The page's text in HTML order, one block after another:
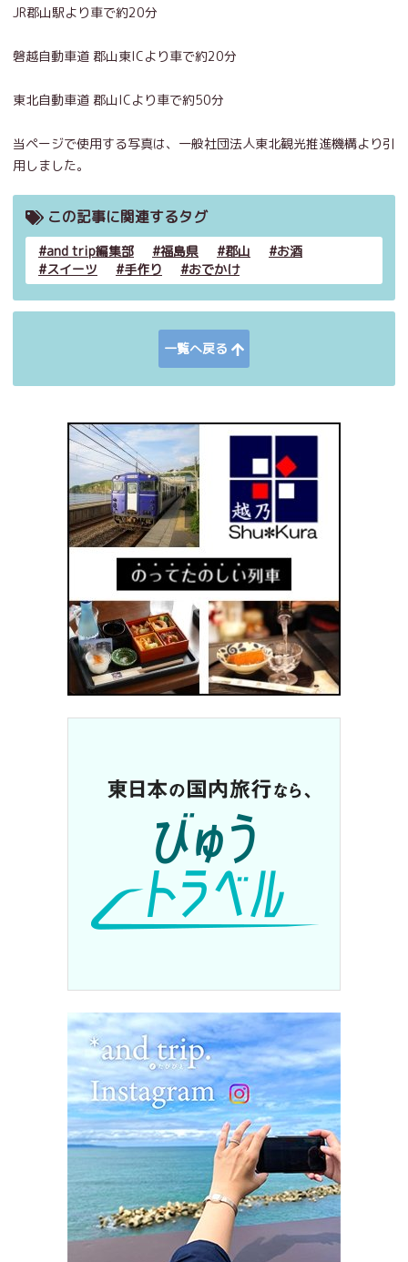
JR郡山駅より車で約20分
磐越自動車道 郡山東ICより車で約20分
東北自動車道 郡山ICより車で約50分
当ページで使用する写真は、一般社団法人東北観光推進機構より引
用しました。
この記事に関連するタグ
and trip編集部 福島県 郡山
お酒
スイーツ
手作り おでかけ
一覧へ戻る